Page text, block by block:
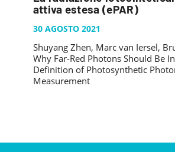
SYSMAN PROGETTI & SERVIZI
TASK 3.7
TASK 3.8
TASK 3.9
PUBBLICAZIONI
ARTICOLO DELLA SETTIMANA
TESI DI LAUREA
GALLERY
FOTO GALLERY
VIDEO GALLERY
CONTATTI
attiva estesa (ePAR)
30 AGOSTO 2021
Shuyang Zhen, Marc van Iersel,
Why Far-Red Photons Should Be
Definition of Photosynthetic
Measurement